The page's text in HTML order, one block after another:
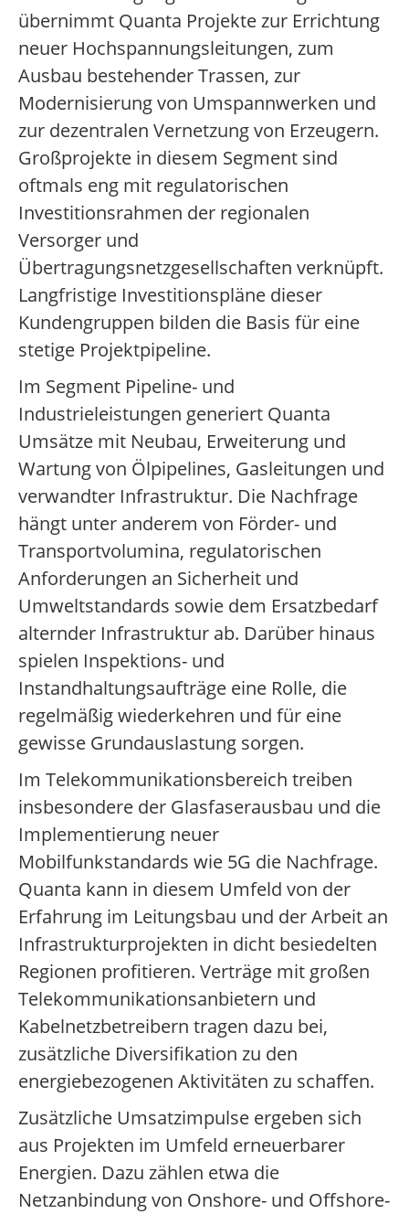
übernimmt Quanta Projekte zur Errichtung
neuer Hochspannungsleitungen, zum
Ausbau bestehender Trassen, zur
Modernisierung von Umspannwerken und
zur dezentralen Vernetzung von Erzeugern.
Großprojekte in diesem Segment sind
oftmals eng mit regulatorischen
Investitionsrahmen der regionalen
Versorger und
Übertragungsnetzgesellschaften verknüpft.
Langfristige Investitionspläne dieser
Kundengruppen bilden die Basis für eine
stetige Projektpipeline.
Im Segment Pipeline- und
Industrieleistungen generiert Quanta
Umsätze mit Neubau, Erweiterung und
Wartung von Ölpipelines, Gasleitungen und
verwandter Infrastruktur. Die Nachfrage
hängt unter anderem von Förder- und
Transportvolumina, regulatorischen
Anforderungen an Sicherheit und
Umweltstandards sowie dem Ersatzbedarf
alternder Infrastruktur ab. Darüber hinaus
spielen Inspektions- und
Instandhaltungsaufträge eine Rolle, die
regelmäßig wiederkehren und für eine
gewisse Grundauslastung sorgen.
Im Telekommunikationsbereich treiben
insbesondere der Glasfaserausbau und die
Implementierung neuer
Mobilfunkstandards wie 5G die Nachfrage.
Quanta kann in diesem Umfeld von der
Erfahrung im Leitungsbau und der Arbeit an
Infrastrukturprojekten in dicht besiedelten
Regionen profitieren. Verträge mit großen
Telekommunikationsanbietern und
Kabelnetzbetreibern tragen dazu bei,
zusätzliche Diversifikation zu den
energiebezogenen Aktivitäten zu schaffen.
Zusätzliche Umsatzimpulse ergeben sich
aus Projekten im Umfeld erneuerbarer
Energien. Dazu zählen etwa die
Netzanbindung von Onshore- und Offshore-